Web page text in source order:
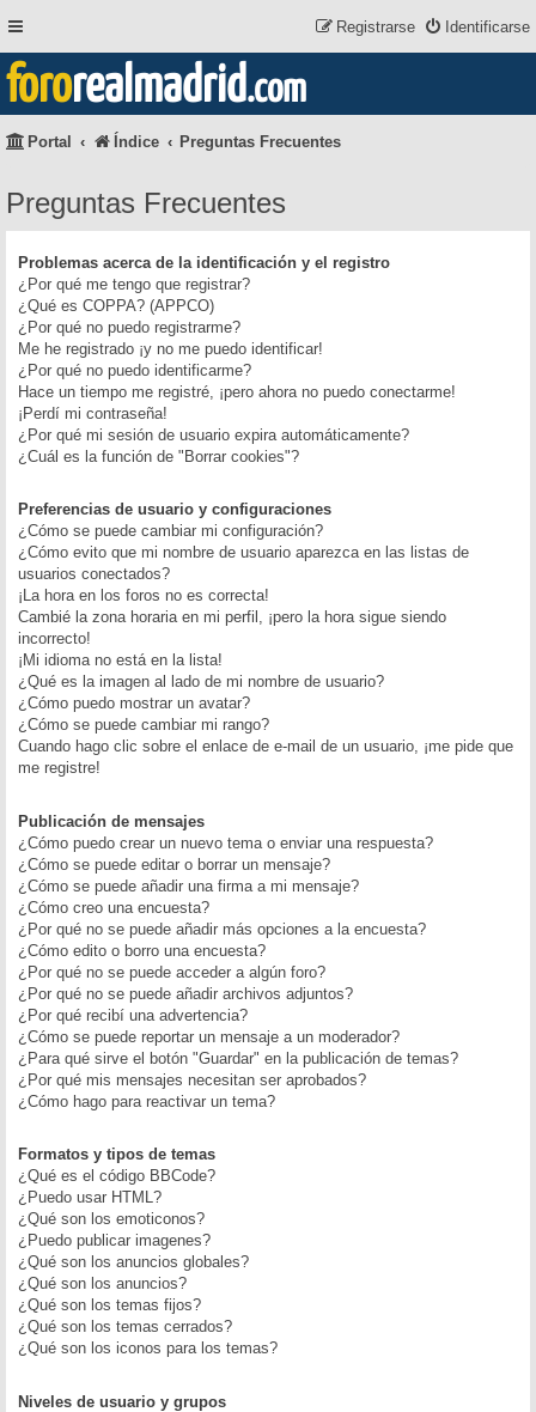
Identificarse
Registrarse
fororealmadrid.com
Portal Índice Preguntas Frecuentes
Preguntas Frecuentes
Problemas acerca de la identificación y el registro
¿Por qué me tengo que registrar?
¿Qué es COPPA? (APPCO)
¿Por qué no puedo registrarme?
Me he registrado ¡y no me puedo identificar!
¿Por qué no puedo identificarme?
Hace un tiempo me registré, ¡pero ahora no puedo conectarme!
¡Perdí mi contraseña!
¿Por qué mi sesión de usuario expira automáticamente?
¿Cuál es la función de "Borrar cookies"?
Preferencias de usuario y configuraciones
¿Cómo se puede cambiar mi configuración?
¿Cómo evito que mi nombre de usuario aparezca en las listas de
usuarios conectados?
¡La hora en los foros no es correcta!
Cambié la zona horaria en mi perfil, ¡pero la hora sigue siendo
incorrecto!
¡Mi idioma no está en la lista!
¿Qué es la imagen al lado de mi nombre de usuario?
¿Cómo puedo mostrar un avatar?
¿Cómo se puede cambiar mi rango?
Cuando hago clic sobre el enlace de e-mail de un usuario, ¡me pide que
me registre!
Publicación de mensajes
¿Cómo puedo crear un nuevo tema o enviar una respuesta?
¿Cómo se puede editar o borrar un mensaje?
¿Cómo se puede añadir una firma a mi mensaje?
¿Cómo creo una encuesta?
¿Por qué no se puede añadir más opciones a la encuesta?
¿Cómo edito o borro una encuesta?
¿Por qué no se puede acceder a algún foro?
¿Por qué no se puede añadir archivos adjuntos?
¿Por qué recibí una advertencia?
¿Cómo se puede reportar un mensaje a un moderador?
¿Para qué sirve el botón "Guardar" en la publicación de temas?
¿Por qué mis mensajes necesitan ser aprobados?
¿Cómo hago para reactivar un tema?
Formatos y tipos de temas
¿Qué es el código BBCode?
¿Puedo usar HTML?
¿Qué son los emoticonos?
¿Puedo publicar imagenes?
¿Qué son los anuncios globales?
¿Qué son los anuncios?
¿Qué son los temas fijos?
¿Qué son los temas cerrados?
¿Qué son los iconos para los temas?
Niveles de usuario y grupos